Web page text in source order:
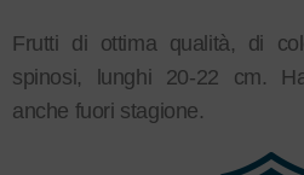
Frutti di ottima qualità, di
spinosi, lunghi 20-22 cm.
anche fuori stagione.